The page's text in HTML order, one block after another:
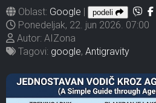
Oblast: Google | podeli
Ponedeljak, 22. jun 2026. 07:00
Autor: AIZona
Tagovi: google, Antigravity